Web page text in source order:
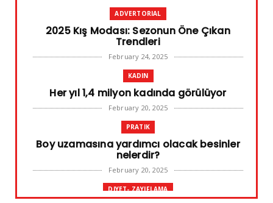
ADVERTORIAL
2025 Kış Modası: Sezonun Öne Çıkan
Trendleri
February 24, 2025
KADIN
Her yıl 1,4 milyon kadında görülüyor
February 20, 2025
PRATIK
Boy uzamasına yardımcı olacak besinler
nelerdir?
February 20, 2025
DIYET- ZAYIFLAMA